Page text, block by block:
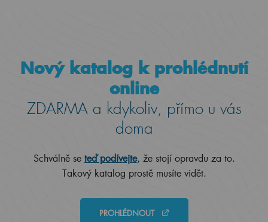
Nový katalog k prohlédnutí
online
ZDARMA a kdykoliv, přímo u vás
doma
Schválně se teď podívejte, že stojí opravdu za to.
Takový katalog prostě musíte vidět.
PROHLÉDNOUT